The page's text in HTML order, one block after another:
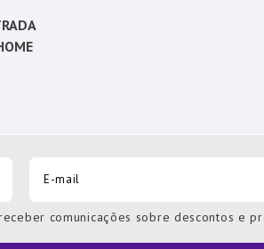
comunicações sobre descontos e